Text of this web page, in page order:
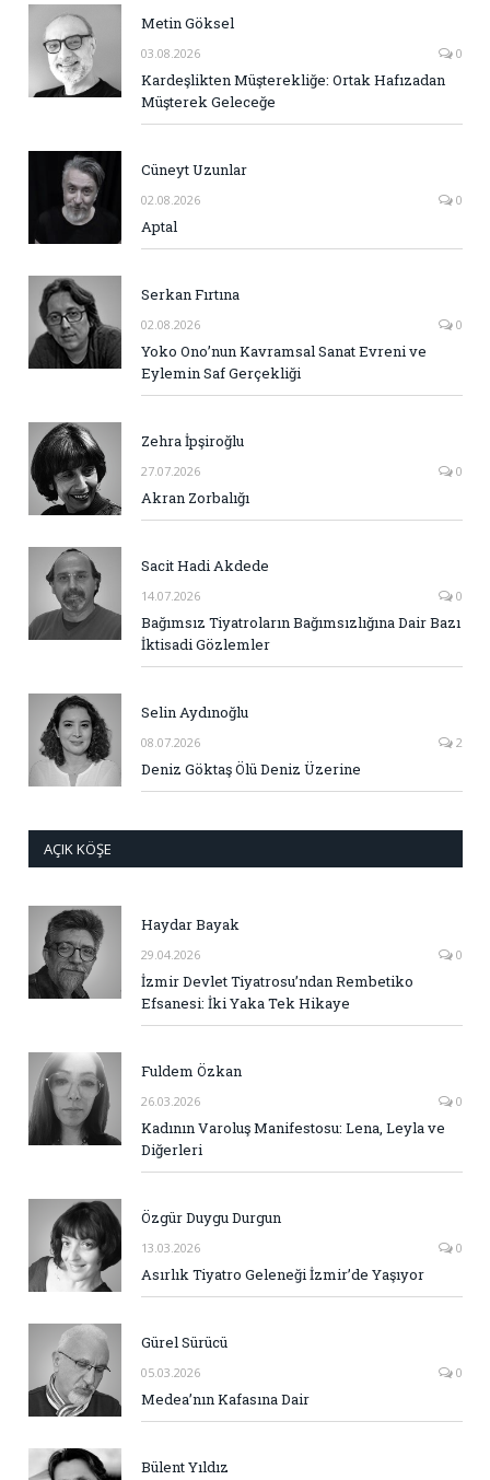
Metin Göksel
03.08.2026 0
Kardeşlikten Müşterekliğe: Ortak Hafızadan
Müşterek Geleceğe
Cüneyt Uzunlar
02.08.2026 0
Aptal
Serkan Fırtına
02.08.2026 0
Yoko Ono’nun Kavramsal Sanat Evreni ve
Eylemin Saf Gerçekliği
Zehra İpşiroğlu
27.07.2026 0
Akran Zorbalığı
Sacit Hadi Akdede
14.07.2026 0
Bağımsız Tiyatroların Bağımsızlığına Dair Bazı
İktisadi Gözlemler
Selin Aydınoğlu
08.07.2026 2
Deniz Göktaş Ölü Deniz Üzerine
AÇIK KÖŞE
Haydar Bayak
29.04.2026 0
İzmir Devlet Tiyatrosu’ndan Rembetiko
Efsanesi: İki Yaka Tek Hikaye
Fuldem Özkan
26.03.2026 0
Kadının Varoluş Manifestosu: Lena, Leyla ve
Diğerleri
Özgür Duygu Durgun
13.03.2026 0
Asırlık Tiyatro Geleneği İzmir’de Yaşıyor
Gürel Sürücü
05.03.2026 0
Medea’nın Kafasına Dair
Bülent Yıldız